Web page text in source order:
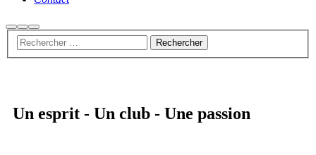
Un esprit - Un club - Une passion